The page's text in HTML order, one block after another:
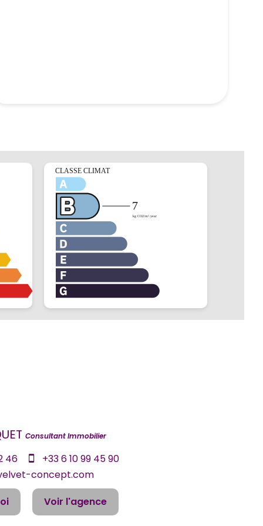
Consultant Immobilier
46
+33 6 10 99 45 90
concept.com
Voir l'agence